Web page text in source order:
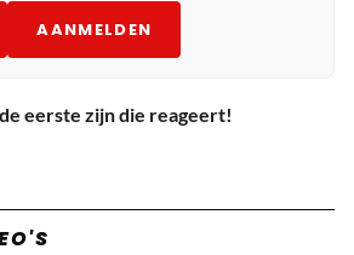
AANMELDEN
eerste zijn die reageert!